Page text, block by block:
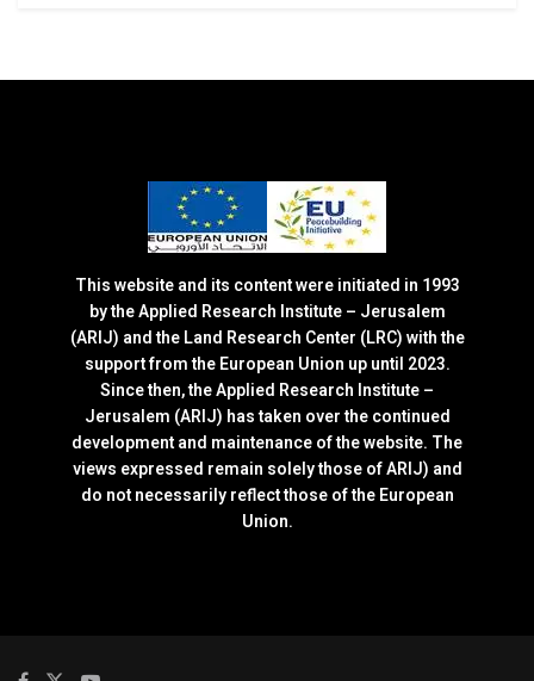
This website and its content were initiated in 1993
by the Applied Research Institute – Jerusalem
(ARIJ) and the Land Research Center (LRC) with the
support from the European Union up until 2023.
Since then, the Applied Research Institute –
Jerusalem (ARIJ) has taken over the continued
development and maintenance of the website. The
views expressed remain solely those of ARIJ) and
do not necessarily reflect those of the European
Union.